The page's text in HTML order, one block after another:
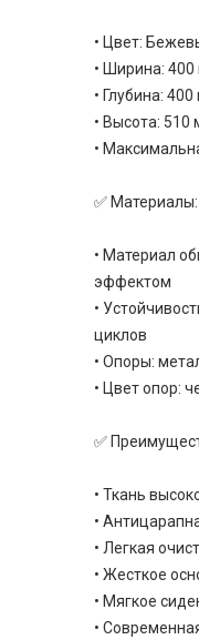
• Цвет:
• Ширина:
• Глубина:
• Высота: 510
•
✅ Материалы:
• Материал
эффектом
•
циклов
• Опоры:
• Цвет опор:
✅
• Ткань
•
• Легкая
• Жесткое
• Мягкое
•